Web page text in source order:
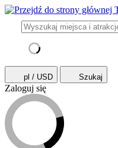
pl / USD Szukaj
Zaloguj się